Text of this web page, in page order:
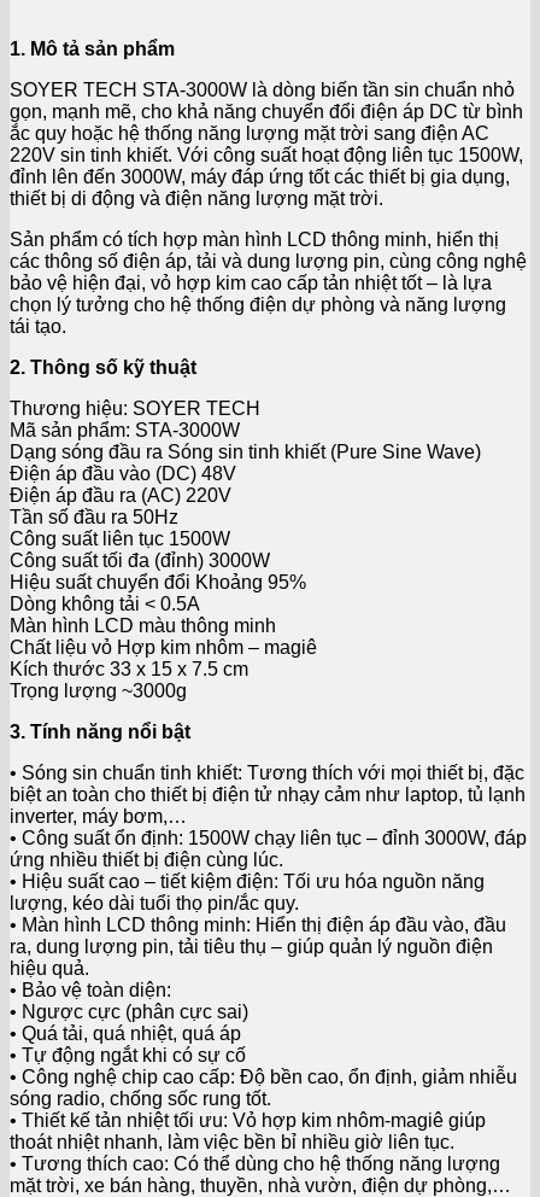
1. Mô tả sản phẩm
SOYER TECH STA-3000W là dòng biến tần sin chuẩn nhỏ
gọn, mạnh mẽ, cho khả năng chuyển đổi điện áp DC từ bình
ắc quy hoặc hệ thống năng lượng mặt trời sang điện AC
220V sin tinh khiết. Với công suất hoạt động liên tục 1500W,
đỉnh lên đến 3000W, máy đáp ứng tốt các thiết bị gia dụng,
thiết bị di động và điện năng lượng mặt trời.
Sản phẩm có tích hợp màn hình LCD thông minh, hiển thị
các thông số điện áp, tải và dung lượng pin, cùng công nghệ
bảo vệ hiện đại, vỏ hợp kim cao cấp tản nhiệt tốt – là lựa
chọn lý tưởng cho hệ thống điện dự phòng và năng lượng
tái tạo.
2. Thông số kỹ thuật
Thương hiệu: SOYER TECH
Mã sản phẩm: STA-3000W
Dạng sóng đầu ra Sóng sin tinh khiết (Pure Sine Wave)
Điện áp đầu vào (DC) 48V
Điện áp đầu ra (AC) 220V
Tần số đầu ra 50Hz
Công suất liên tục 1500W
Công suất tối đa (đỉnh) 3000W
Hiệu suất chuyển đổi Khoảng 95%
Dòng không tải < 0.5A
Màn hình LCD màu thông minh
Chất liệu vỏ Hợp kim nhôm – magiê
Kích thước 33 x 15 x 7.5 cm
Trọng lượng ~3000g
3. Tính năng nổi bật
• Sóng sin chuẩn tinh khiết: Tương thích với mọi thiết bị, đặc
biệt an toàn cho thiết bị điện tử nhạy cảm như laptop, tủ lạnh
inverter, máy bơm,…
• Công suất ổn định: 1500W chạy liên tục – đỉnh 3000W, đáp
ứng nhiều thiết bị điện cùng lúc.
• Hiệu suất cao – tiết kiệm điện: Tối ưu hóa nguồn năng
lượng, kéo dài tuổi thọ pin/ắc quy.
• Màn hình LCD thông minh: Hiển thị điện áp đầu vào, đầu
ra, dung lượng pin, tải tiêu thụ – giúp quản lý nguồn điện
hiệu quả.
• Bảo vệ toàn diện:
• Ngược cực (phân cực sai)
• Quá tải, quá nhiệt, quá áp
• Tự động ngắt khi có sự cố
• Công nghệ chip cao cấp: Độ bền cao, ổn định, giảm nhiễu
sóng radio, chống sốc rung tốt.
• Thiết kế tản nhiệt tối ưu: Vỏ hợp kim nhôm-magiê giúp
thoát nhiệt nhanh, làm việc bền bỉ nhiều giờ liên tục.
• Tương thích cao: Có thể dùng cho hệ thống năng lượng
mặt trời, xe bán hàng, thuyền, nhà vườn, điện dự phòng,…